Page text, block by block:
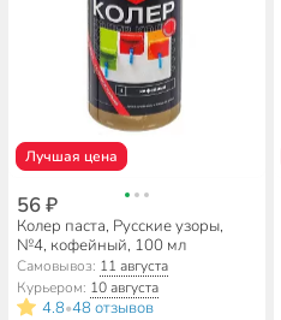
Лучшая цена
56 ₽
Колер паста, Русские узоры,
№4, кофейный, 100 мл
Самовывоз: 11 августа
Курьером: 10 августа
4.8•48 отзывов